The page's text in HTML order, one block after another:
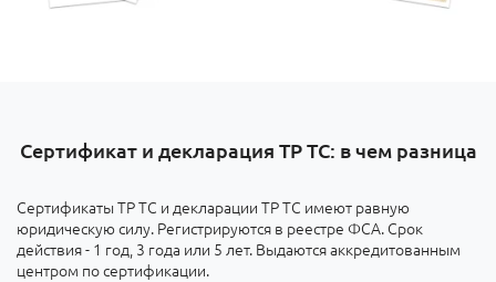
Сертификат и декларация ТР ТС: в чем разница
Сертификаты ТР ТС и декларации ТР ТС имеют равную
юридическую силу. Регистрируются в реестре ФСА. Срок
действия - 1 год, 3 года или 5 лет. Выдаются аккредитованным
центром по сертификации.